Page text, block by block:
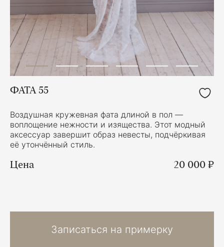
ФАТА 55
Воздушная кружевная фата длиной в пол —
воплощение нежности и изящества. Этот модный
аксессуар завершит образ невесты, подчёркивая
её утончённый стиль.
Цена 20 000 ₽
Записаться на примерку